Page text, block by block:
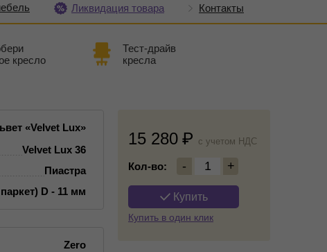
Ликвидация товара Контакты
кресло
Тест-драйв
кресла
15 280 c учетом НДС
Кол-во: - 1 +
Купить
Купить в один клик
«Velvet Lux»
Velvet Lux 36
Пиастра
D - 11 мм
Zero